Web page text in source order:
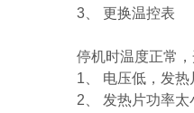
3、 更换温控表
停机时温度正常
1、 电压低，发热
2、 发热片功率太